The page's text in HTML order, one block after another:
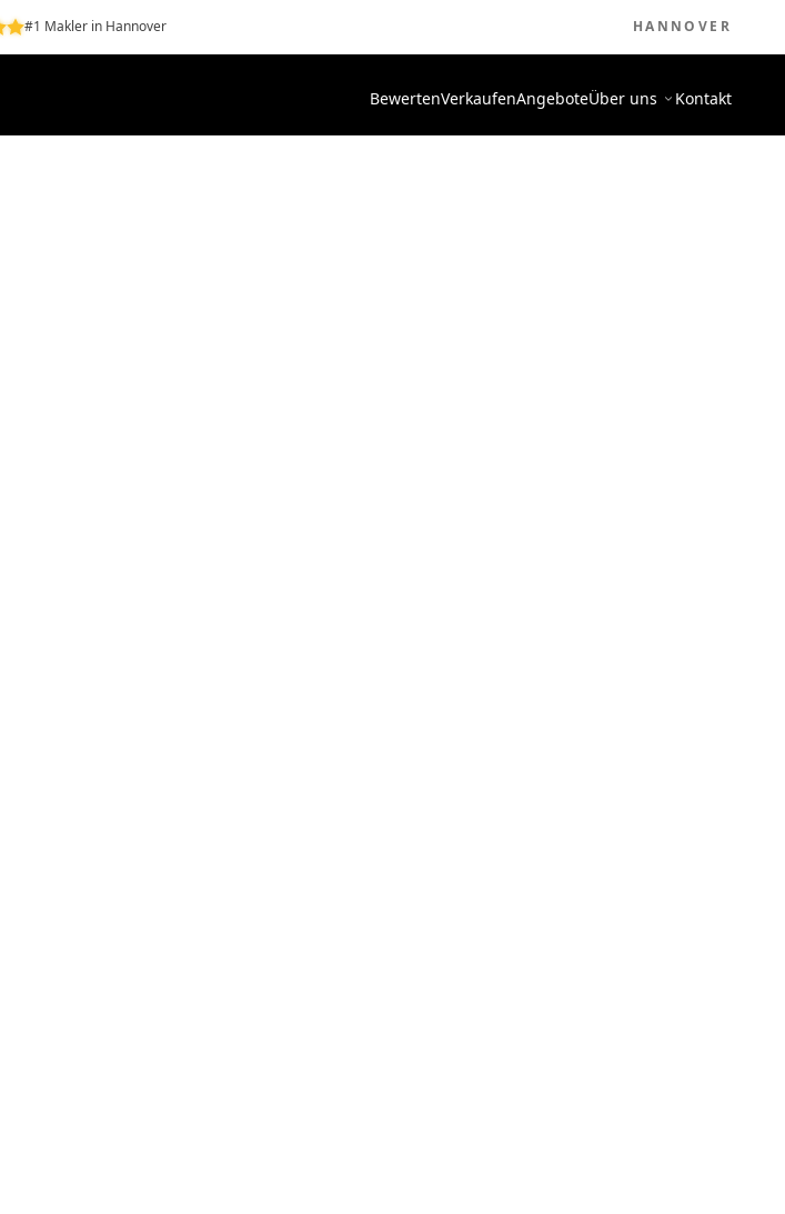
#1 Makler in Hannover HANNOVER
BewertenVerkaufenAngeboteÜber uns Kontakt